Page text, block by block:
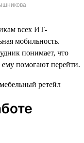
всех ИТ-
мобильность.
понимает, что
ему помогают перейти.